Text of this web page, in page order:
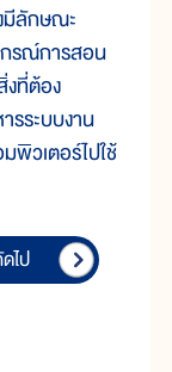
ลักษณะ
รณ์การสอน
งที่ต้อง
ระบบงาน
พิวเตอร์ไปใช้
ไป